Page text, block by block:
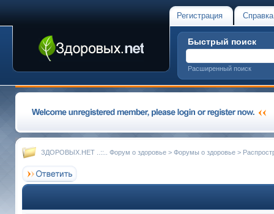
Регистрация Справка
Быстрый поиск
Расширенный поиск
ЗДОРОВЫХ.НЕТ ..::.. Форум о здоровье > Форумы о здоровье >